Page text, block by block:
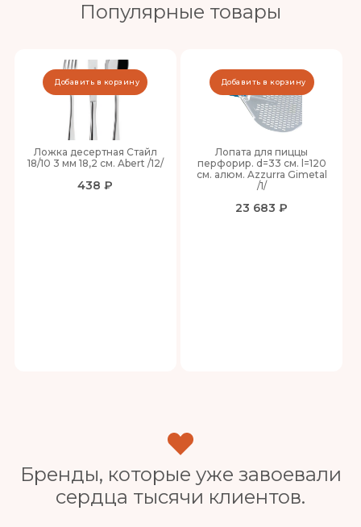
Популярные товары
Ложка десертная Стайл
18/10 3 мм 18,2 см. Abert /12/
438 ₽
Добавить в корзину
Лопата для пиццы
перфорир. d=33 см. l=120
см. алюм. Azzurra Gimetal
/1/
23 683 ₽
Добавить в корзину
Бренды, которые уже завоевали
сердца тысячи клиентов.